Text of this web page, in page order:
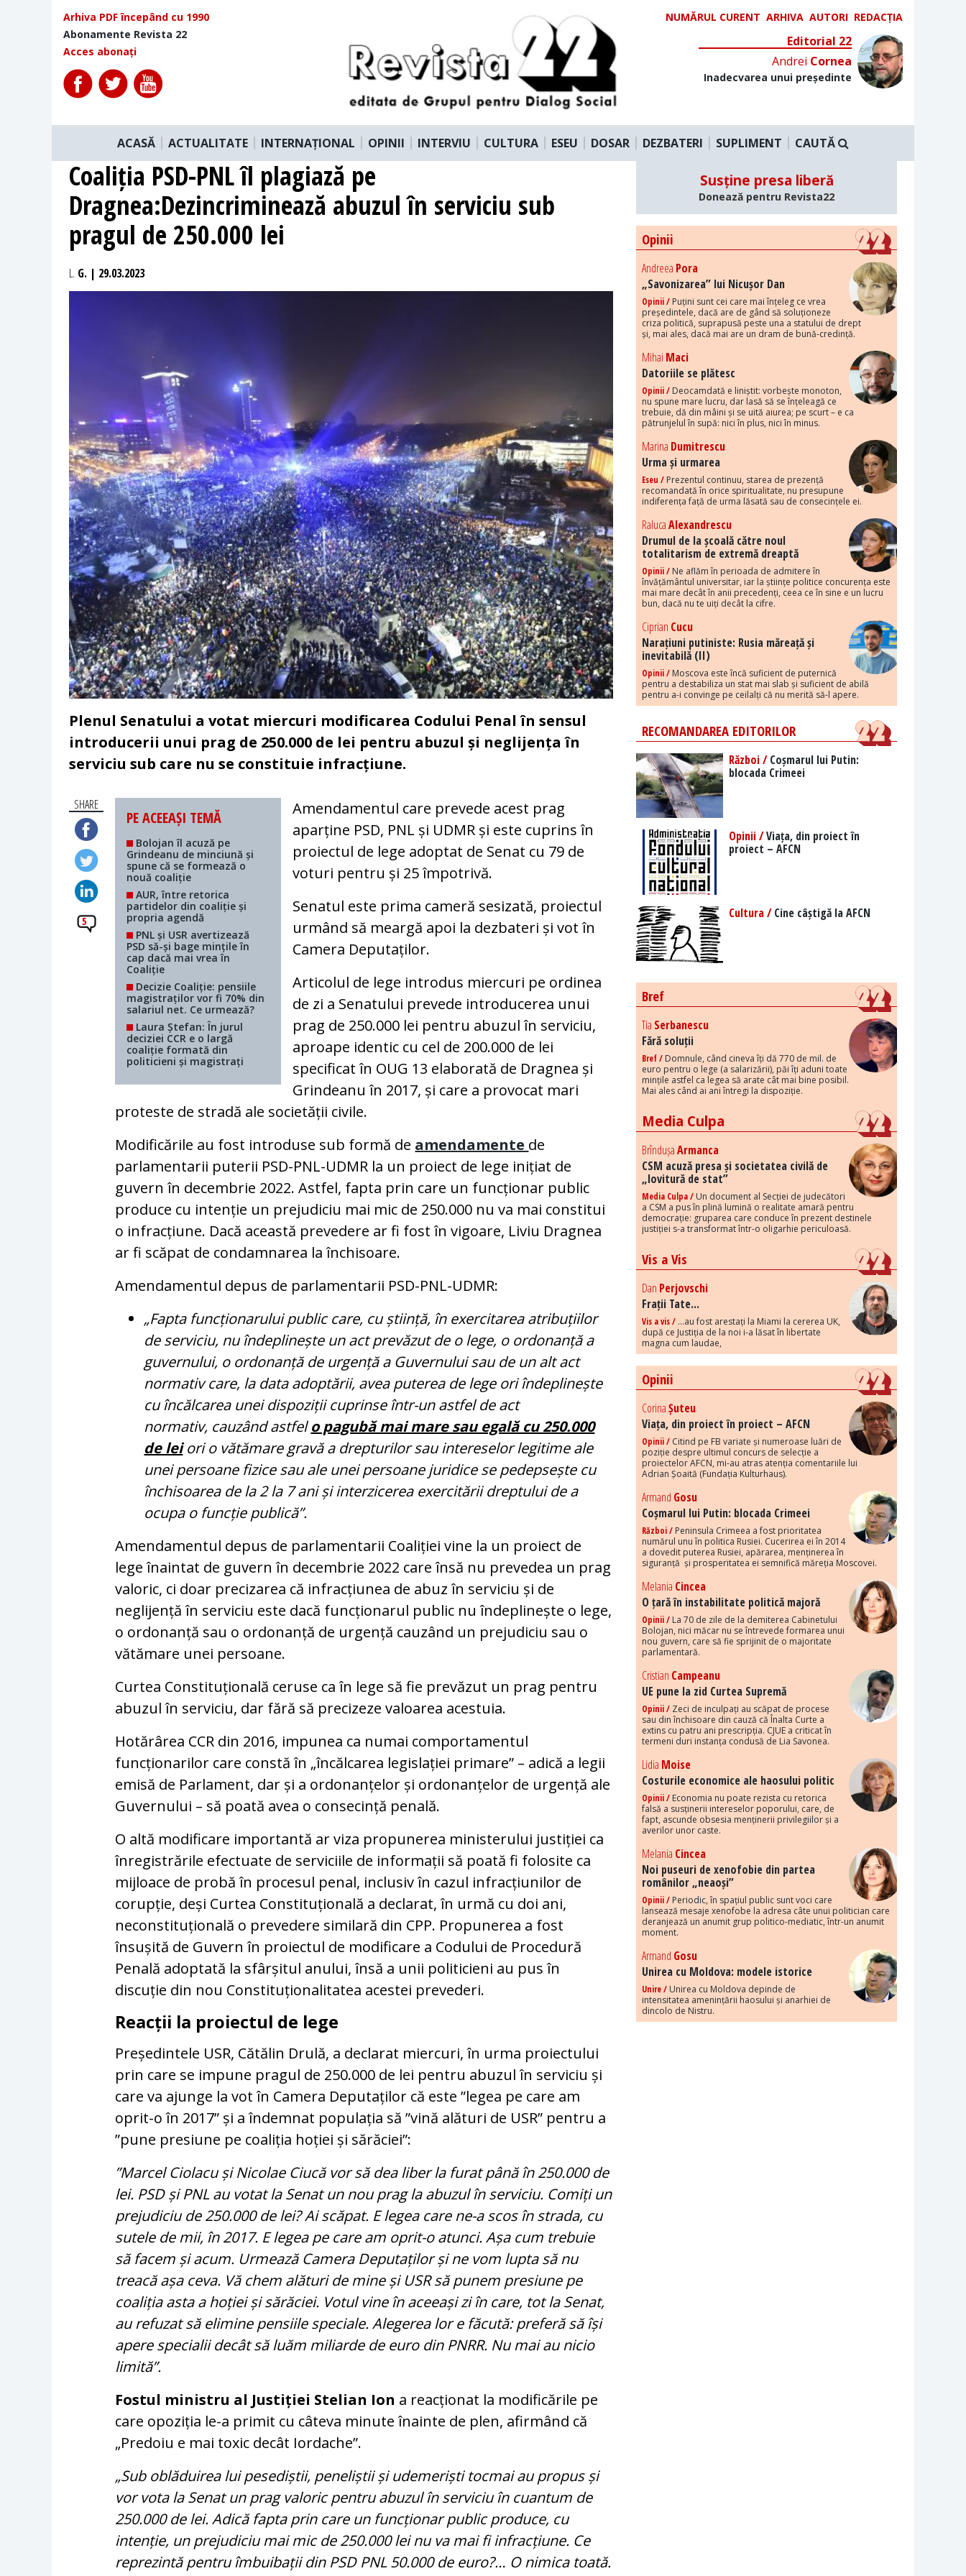
Arhiva PDF începând cu 1990
Abonamente Revista 22
Acces abonați
NUMĂRUL CURENT ARHIVA AUTORI REDACȚIA
Editorial 22
Andrei Cornea
Inadecvarea unui președinte
ACASĂ ACTUALITATE INTERNAȚIONAL OPINII INTERVIU CULTURA ESEU DOSAR DEZBATERI SUPLIMENT CAUTĂ
Coaliția PSD-PNL îl plagiază pe
Dragnea:Dezincriminează abuzul în serviciu sub
pragul de 250.000 lei
L. G. | 29.03.2023
Plenul Senatului a votat miercuri modificarea Codului Penal în sensul
introducerii unui prag de 250.000 de lei pentru abuzul și neglijența în
serviciu sub care nu se constituie infracțiune.
SHARE
5
PE ACEEAȘI TEMĂ
Bolojan îl acuză pe
Grindeanu de minciună și
spune că se formează o
nouă coaliție
AUR, între retorica
partidelor din coaliție și
propria agendă
PNL și USR avertizează
PSD să-și bage mințile în
cap dacă mai vrea în
Coaliție
Decizie Coaliție: pensiile
magistraților vor fi 70% din
salariul net. Ce urmează?
Laura Ștefan: În jurul
deciziei CCR e o largă
coaliție formată din
politicieni și magistrați
Amendamentul care prevede acest prag
aparține PSD, PNL și UDMR și este cuprins în
proiectul de lege adoptat de Senat cu 79 de
voturi pentru și 25 împotrivă.
Senatul este prima cameră sesizată, proiectul
urmând să meargă apoi la dezbateri și vot în
Camera Deputaților.
Articolul de lege introdus miercuri pe ordinea
de zi a Senatului prevede introducerea unui
prag de 250.000 lei pentru abuzul în serviciu,
aproape identic cu cel de 200.000 de lei
specificat în OUG 13 elaborată de Dragnea și
Grindeanu în 2017, și care a provocat mari
proteste de stradă ale societății civile.
Modificările au fost introduse sub formă de amendamente de
parlamentarii puterii PSD-PNL-UDMR la un proiect de lege inițiat de
guvern în decembrie 2022. Astfel, fapta prin care un funcționar public
produce cu intenție un prejudiciu mai mic de 250.000 nu va mai constitui
o infracțiune. Dacă această prevedere ar fi fost în vigoare, Liviu Dragnea
ar fi scăpat de condamnarea la închisoare.
Amendamentul depus de parlamentarii PSD-PNL-UDMR:
„Fapta funcționarului public care, cu știință, în exercitarea atribuțiilor
de serviciu, nu îndeplinește un act prevăzut de o lege, o ordonanță a
guvernului, o ordonanță de urgență a Guvernului sau de un alt act
normativ care, la data adoptării, avea puterea de lege ori îndeplinește
cu încălcarea unei dispoziții cuprinse într-un astfel de act
normativ, cauzând astfelo pagubă mai mare sau egală cu 250.000
de leiori o vătămare gravă a drepturilor sau intereselor legitime ale
unei persoane fizice sau ale unei persoane juridice se pedepsește cu
închisoarea de la 2 la 7 ani și interzicerea exercitării dreptului de a
ocupa o funcție publică”.
Amendamentul depus de parlamentarii Coaliției vine la un proiect de
lege înaintat de guvern în decembrie 2022 care însă nu prevedea un prag
valoric, ci doar precizarea că infracțiunea de abuz în serviciu și de
neglijență în serviciu este dacă funcționarul public nu îndeplinește o lege,
o ordonanță sau o ordonanță de urgență cauzând un prejudiciu sau o
vătămare unei persoane.
Curtea Constituțională ceruse ca în lege să fie prevăzut un prag pentru
abuzul în serviciu, dar fără să precizeze valoarea acestuia.
Hotărârea CCR din 2016, impunea ca numai comportamentul
funcționarilor care constă în „încălcarea legislației primare” – adică a legii
emisă de Parlament, dar și a ordonanțelor și ordonanțelor de urgență ale
Guvernului – să poată avea o consecință penală.
O altă modificare importantă ar viza propunerea ministerului justiției ca
înregistrările efectuate de serviciile de informații să poată fi folosite ca
mijloace de probă în procesul penal, inclusiv în cazul infracțiunilor de
corupție, deși Curtea Constituțională a declarat, în urmă cu doi ani,
neconstituțională o prevedere similară din CPP. Propunerea a fost
însușită de Guvern în proiectul de modificare a Codului de Procedură
Penală adoptată la sfârșitul anului, însă a unii politicieni au pus în
discuție din nou Constituționalitatea acestei prevederi.
Reacții la proiectul de lege
Președintele USR, Cătălin Drulă, a declarat miercuri, în urma proiectului
prin care se impune pragul de 250.000 de lei pentru abuzul în serviciu și
care va ajunge la vot în Camera Deputaților că este ”legea pe care am
oprit-o în 2017” și a îndemnat populația să ”vină alături de USR” pentru a
”pune presiune pe coaliția hoției și sărăciei”:
”Marcel Ciolacu și Nicolae Ciucă vor să dea liber la furat până în 250.000 de
lei. PSD și PNL au votat la Senat un nou prag la abuzul în serviciu. Comiți un
prejudiciu de 250.000 de lei? Ai scăpat. E legea care ne-a scos în strada, cu
sutele de mii, în 2017. E legea pe care am oprit-o atunci. Așa cum trebuie
să facem și acum. Urmează Camera Deputaților și ne vom lupta să nu
treacă așa ceva. Vă chem alături de mine și USR să punem presiune pe
coaliția asta a hoției și sărăciei. Votul vine în aceeași zi în care, tot la Senat,
au refuzat să elimine pensiile speciale. Alegerea lor e făcută: preferă să își
apere specialii decât să luăm miliarde de euro din PNRR. Nu mai au nicio
limită”.
Fostul ministru al Justiției Stelian Ion a reacționat la modificările pe
care opoziția le-a primit cu câteva minute înainte de plen, afirmând că
„Predoiu e mai toxic decât Iordache”.
„Sub oblăduirea lui pesediștii, peneliștii și udemeriști tocmai au propus și
vor vota la Senat un prag valoric pentru abuzul în serviciu în cuantum de
250.000 de lei. Adică fapta prin care un funcționar public produce, cu
intenție, un prejudiciu mai mic de 250.000 lei nu va mai fi infracțiune. Ce
reprezintă pentru îmbuibații din PSD PNL 50.000 de euro?… O nimica toată.
Susține presa liberă
Donează pentru Revista22
Opinii
Andreea Pora
„Savonizarea” lui Nicușor Dan
Opinii / Puțini sunt cei care mai înțeleg ce vrea
președintele, dacă are de gând să soluționeze
criza politică, suprapusă peste una a statului de drept
și, mai ales, dacă mai are un dram de bună-credință.
Mihai Maci
Datoriile se plătesc
Opinii / Deocamdată e liniștit: vorbește monoton,
nu spune mare lucru, dar lasă să se înțeleagă ce
trebuie, dă din mâini și se uită aiurea; pe scurt – e ca
pătrunjelul în supă: nici în plus, nici în minus.
Marina Dumitrescu
Urma și urmarea
Eseu / Prezentul continuu, starea de prezență
recomandată în orice spiritualitate, nu presupune
indiferența față de urma lăsată sau de consecințele ei.
RalucaAlexandrescu
Drumul de la școală către noul
totalitarism de extremă dreaptă
Opinii / Ne aflăm în perioada de admitere în
învățământul universitar, iar la științe politice concurența este
mai mare decât în anii precedenți, ceea ce în sine e un lucru
bun, dacă nu te uiți decât la cifre.
Ciprian Cucu
Narațiuni putiniste: Rusia măreață și
inevitabilă (II)
Opinii / Moscova este încă suficient de puternică
pentru a destabiliza un stat mai slab și suficient de abilă
pentru a-i convinge pe ceilalți că nu merită să-l apere.
RECOMANDAREA EDITORILOR
Război /Coșmarul lui Putin:
blocada Crimeei
Opinii /Viața, din proiect în
proiect – AFCN
Cultura /Cine câștigă la AFCN
Bref
Tia Serbanescu
Fără soluții
Bref / Domnule, când cineva îți dă 770 de mil. de
euro pentru o lege (a salarizării), păi îți aduni toate
mințile astfel ca legea să arate cât mai bine posibil.
Mai ales când ai ani întregi la dispoziție.
Media Culpa
BrîndușaArmanca
CSM acuză presa și societatea civilă de
„lovitură de stat”
Media Culpa / Un document al Secției de judecători
a CSM a pus în plină lumină o realitate amară pentru
democrație: gruparea care conduce în prezent destinele
justiției s-a transformat într-o oligarhie periculoasă.
Vis a Vis
Dan Perjovschi
Frații Tate...
Vis a vis / ...au fost arestați la Miami la cererea UK,
după ce Justiția de la noi i-a lăsat în libertate
magna cum laudae,
Opinii
CorinaȘuteu
Viața, din proiect în proiect – AFCN
Opinii / Citind pe FB variate și numeroase luări de
poziție despre ultimul concurs de selecție a
proiectelor AFCN, mi-au atras atenția comentariile lui
Adrian Șoaită (Fundația Kulturhaus).
Armand Gosu
Coșmarul lui Putin: blocada Crimeei
Război / Peninsula Crimeea a fost prioritatea
numărul unu în politica Rusiei. Cucerirea ei în 2014
a dovedit puterea Rusiei, apărarea, menținerea în
siguranță și prosperitatea ei semnifică măreția Moscovei.
Melania Cincea
O țară în instabilitate politică majoră
Opinii / La 70 de zile de la demiterea Cabinetului
Bolojan, nici măcar nu se întrevede formarea unui
nou guvern, care să fie sprijinit de o majoritate
parlamentară.
Cristian Campeanu
UE pune la zid Curtea Supremă
Opinii / Zeci de inculpați au scăpat de procese
sau din închisoare din cauză că Înalta Curte a
extins cu patru ani prescripția. CJUE a criticat în
termeni duri instanța condusă de Lia Savonea.
Lidia Moise
Costurile economice ale haosului politic
Opinii / Economia nu poate rezista cu retorica
falsă a susținerii intereselor poporului, care, de
fapt, ascunde obsesia menținerii privilegiilor și a
averilor unor caste.
Melania Cincea
Noi puseuri de xenofobie din partea
românilor „neaoși”
Opinii / Periodic, în spațiul public sunt voci care
lansează mesaje xenofobe la adresa câte unui politician care
deranjează un anumit grup politico-mediatic, într-un anumit
moment.
Armand Gosu
Unirea cu Moldova: modele istorice
Unire / Unirea cu Moldova depinde de
intensitatea amenințării haosului și anarhiei de
dincolo de Nistru.